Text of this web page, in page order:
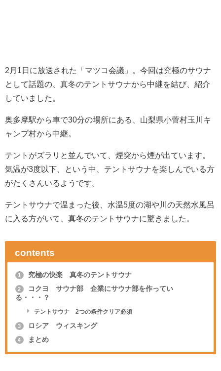
2月1日に放送された「マツコ会議」。今回は究極のサウナ
として話題の、真冬のテントサウナから中継を結び、紹介
していました。
奥多摩駅から車で30分の場所にある、山梨県小菅村玉川キ
ャンプ村から中継。
テントがズラリと並んでいて、煙突から煙が出ています。
気温が3度以下、という中、テントサウナを楽しんでいる方
がたくさんいるようです。
テントサウナで温まった後、水温5度の湖や川の天然水風呂
に入る方がいて、真冬のテントサウナに驚きました。
contents
1 究極の快楽 真冬のテントサウナ
2
コクヨ サウナ部 企業にサウナ部を作ってい
る・・・？
テントサウナ 2つの条件クリア必須
3 ロシア ウィスキング
4 まとめ